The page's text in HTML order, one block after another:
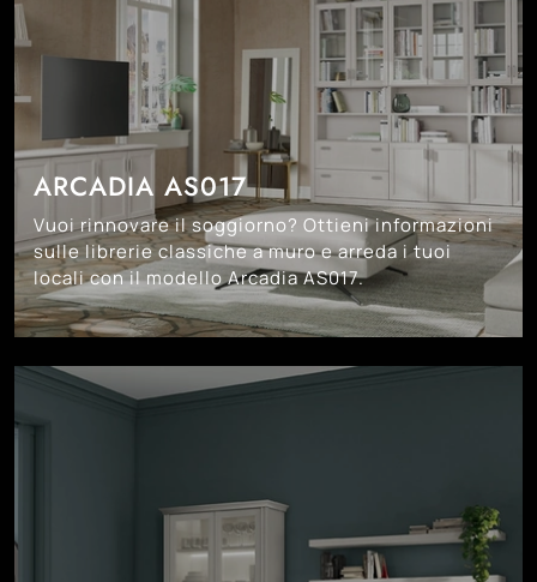
ARCADIA AS017
Vuoi rinnovare il soggiorno? Ottieni informazioni
sulle librerie classiche a muro e arreda i tuoi
locali con il modello Arcadia AS017.